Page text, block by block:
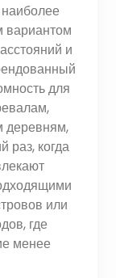
вариантом
и
для
деревням,
раз, когда
или
где
менее